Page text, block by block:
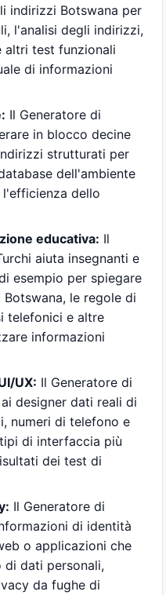
indirizzi Botswana per
l'analisi degli indirizzi,
altri test funzionali
di informazioni
Il Generatore di
in blocco decine
strutturati per
dell'ambiente
dello
educativa: Il
aiuta insegnanti e
esempio per spiegare
le regole di
telefonici e altre
informazioni
UX: Il Generatore di
designer dati reali di
numeri di telefono e
di interfaccia più
dei test di
Il Generatore di
di identità
o applicazioni che
di dati personali,
da fughe di